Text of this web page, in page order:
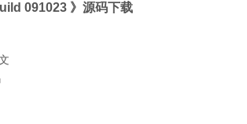
091023 》源码下载